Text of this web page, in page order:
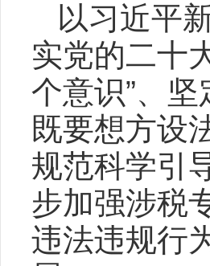
以习近平
实党的二十
个意识”、坚
既要想方设
规范科学引
步加强涉税
违法违规行